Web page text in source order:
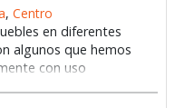
, Centro
en diferentes
algunos que hemos
con uso